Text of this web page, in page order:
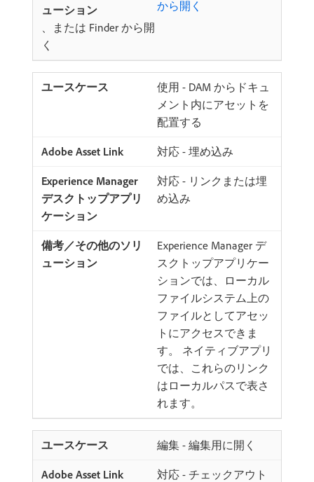
から開く
、または Finder から開
く
使用 - DAM からドキュ
メント内にアセットを
配置する
対応 - 埋め込み
対応 - リンクまたは埋
め込み
Experience Manager デ
スクトップアプリケー
ションでは、ローカル
ファイルシステム上の
ファイルとしてアセッ
トにアクセスできま
す。 ネイティブアプリ
では、これらのリンク
はローカルパスで表さ
れます。
編集 - 編集用に開く
対応 - チェックアウト